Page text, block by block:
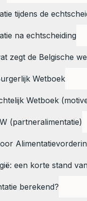
tijdens de
na echtscheiding
zegt de Belgische
Wetboek
Wetboek
(partneralimentatie)
een korte stand
berekend?